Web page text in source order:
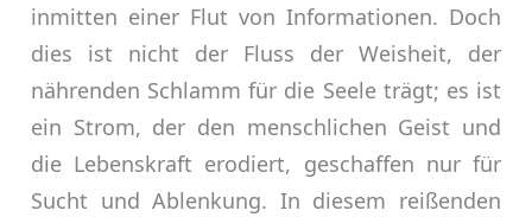
inmitten einer Flut von Informationen. Doch
dies ist nicht der Fluss der Weisheit, der
nährenden Schlamm für die Seele trägt; es ist
ein Strom, der den menschlichen Geist und
die Lebenskraft erodiert, geschaffen nur für
Sucht und Ablenkung. In diesem reißenden